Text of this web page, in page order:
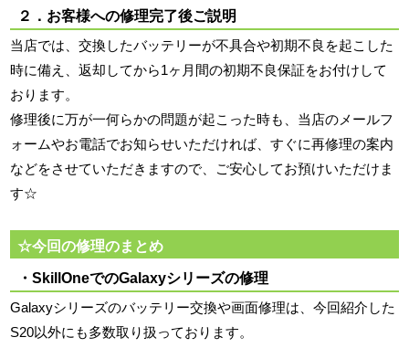
２．お客様への修理完了後ご説明
当店では、交換したバッテリーが不具合や初期不良を起こした
時に備え、返却してから1ヶ月間の初期不良保証をお付けして
おります。
修理後に万が一何らかの問題が起こった時も、当店のメールフ
ォームやお電話でお知らせいただければ、すぐに再修理の案内
などをさせていただきますので、ご安心してお預けいただけま
す☆
☆今回の修理のまとめ
・SkillOneでのGalaxyシリーズの修理
Galaxyシリーズのバッテリー交換や画面修理は、今回紹介した
S20以外にも多数取り扱っております。